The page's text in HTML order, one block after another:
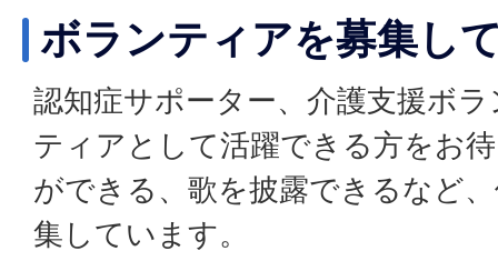
ボランティアを募集し
認知症サポーター、介護支援ボ
ティアとして活躍できる方をお
ができる、歌を披露できるなど
集しています。